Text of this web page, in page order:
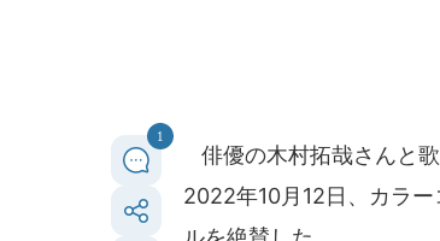
1
俳優の木村拓哉さんと
2022年10月12日、カラ